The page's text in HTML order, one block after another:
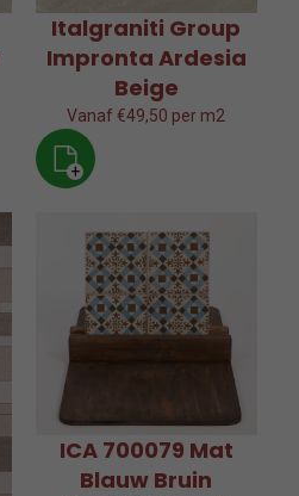
Italgraniti Group
Impronta Ardesia
Beige
Vanaf €49,50 per m2
+
ICA 700079 Mat
Blauw Bruin